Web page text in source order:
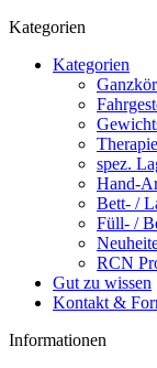
Kategorien
Kategorien
spez.
Hand-
Bett- /
Füll- /
RCN
Gut zu wissen
Kontakt &
Informationen